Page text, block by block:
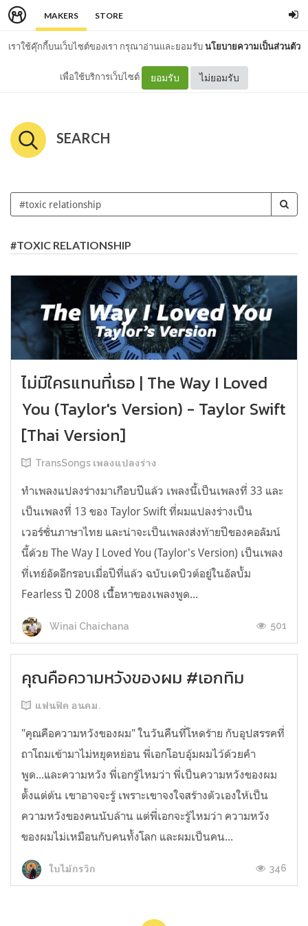
MAKERS STORE
เราใช้คุ๊กกี้บนเว็บไซต์ของเรา กรุณาอ่านและยอมรับนโยบายความเป็นส่วนตัว
เพื่อใช้บริการเว็บไซต์ ยอมรับ ไม่ยอมรับ
SEARCH
#TOXIC RELATIONSHIP
ไม่มีใครแทนที่เธอ | The Way I Loved
You (Taylor's Version) - Taylor Swift
[Thai Version]
TransSongs เพลงแปลงร่าง
ทำเพลงแปลงร่างมาเกือบปีแล้ว เพลงนี้เป็นเพลงที่ 33 และ
เป็นเพลงที่ 13 ของ Taylor Swift ที่ผมแปลงร่างเป็น
เวอร์ชั่นภาษาไทย และน่าจะเป็นเพลงส่งท้ายปีของคอลัมน์
นี้ด้วย The Way I Loved You (Taylor's Version) เป็นเพลง
ที่เทย์อัดอีกรอบเมื่อปีที่แล้ว ฉบับเดบิวต์อยู่ในอัลบั้ม
Fearless ปี 2008 เนืื้อหาของเพลงพูด...
Winai Chaichana 501
คุณคือความหวังของผม #เอกทิม
แฟนฟิค อนคม.
"คุณคือความหวังของผม" ในวันคืนที่โหดร้าย กับอุปสรรคที่
ถาโถมเข้ามาไม่หยุดหย่อน พี่เอกโอบอุ้มผมไว้ด้วยคำ
พูด...และความหวัง พี่เอกรู้ไหมว่า พี่เป็นความหวังของผม
ตั้งแต่ต้น เขาอาจจะรู้ เพราะเขาจงใจสร้างตัวเองให้เป็น
ความหวังของคนนับล้าน แต่พี่เอกจะรู้ไหมว่า ความหวัง
ของผมไม่เหมือนกับคนทั้งโลก และผมเป็นคน...
ใบไม้กรวิก 346